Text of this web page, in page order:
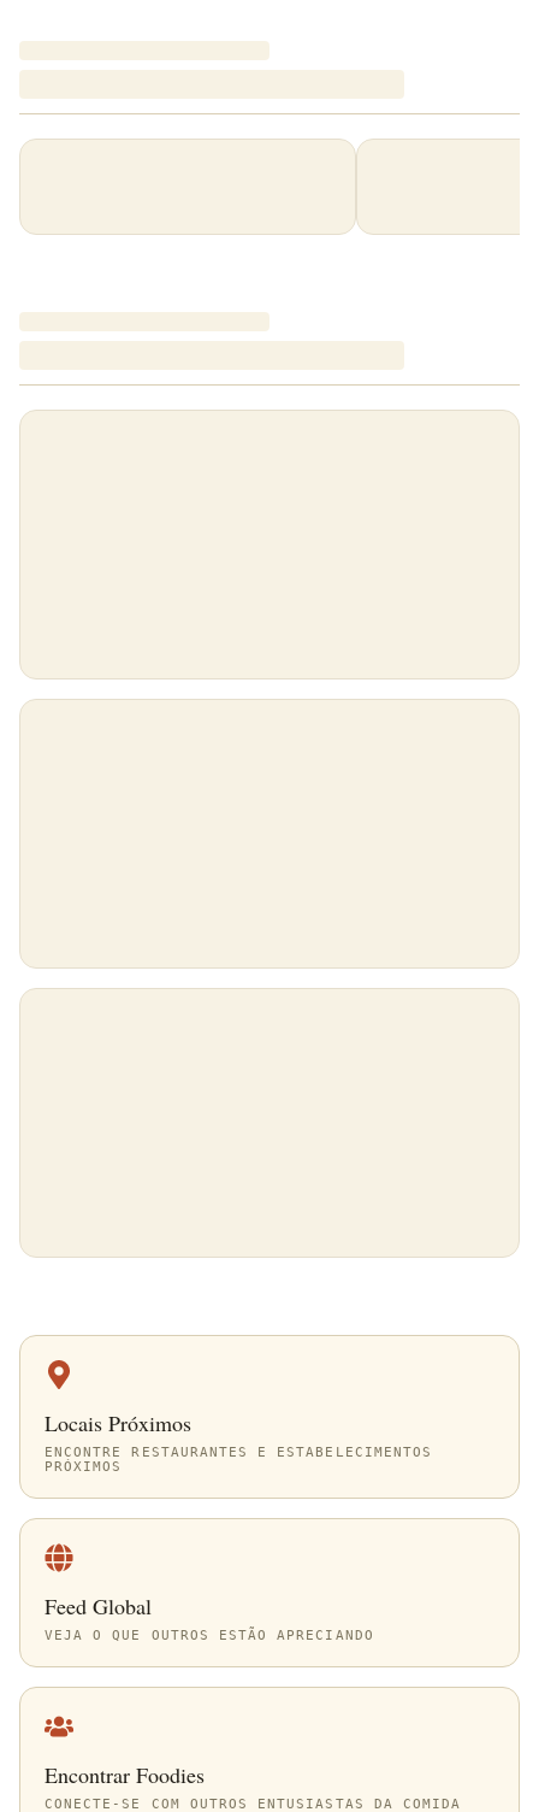
Locais Próximos
ENCONTRE RESTAURANTES E ESTABELECIMENTOS
PRÓXIMOS
Feed Global
VEJA O QUE OUTROS ESTÃO APRECIANDO
Encontrar Foodies
CONECTE-SE COM OUTROS ENTUSIASTAS DA COMIDA